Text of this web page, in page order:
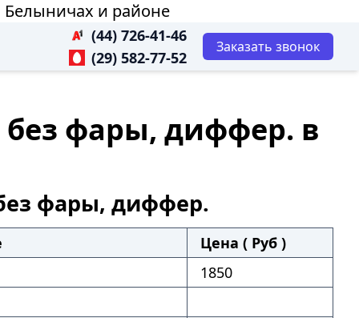
Белыничах и районе
(44) 726-41-46
(29) 582-77-52
Заказать звонок
без фары, диффер. в
без фары, диффер.
Цена ( Руб )
1850